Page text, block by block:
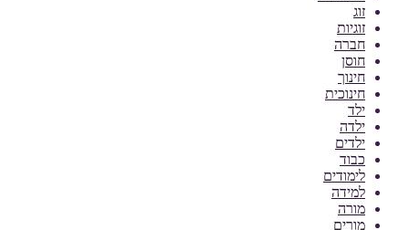
זוג
זוגיות
חברה
חוסן
חינוך
חינוכית
ילד
ילדה
ילדים
כבוד
לימודים
למידה
מורה
מורים